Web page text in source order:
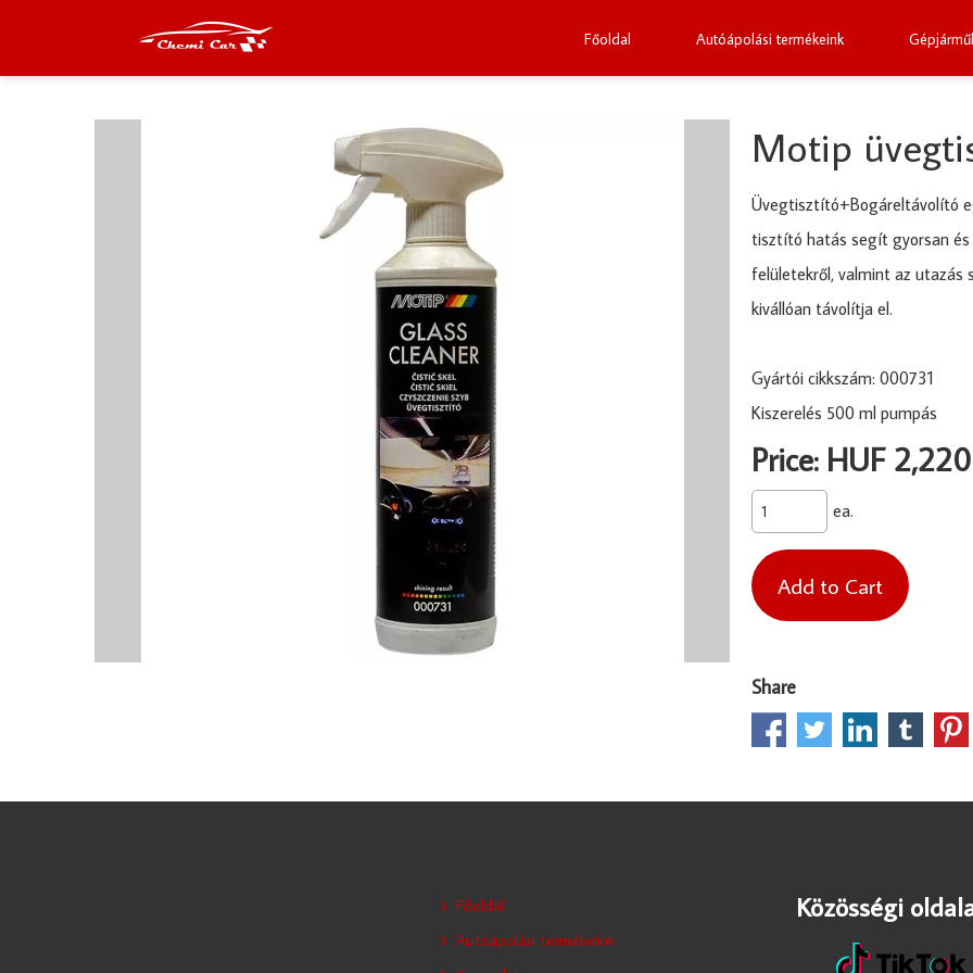
Főoldal Autóápolási termékeink
Motip
Üvegtisztító+Bogáreltávolító
tisztító hatás segít gyorsan és
felületekről, valmint az utazás
kivállóan távolítja el.
Gyártói cikkszám: 000731
Kiszerelés 500 ml pumpás
Price: HUF 2,220
ea.
Share
Főoldal
Autóápolási termékeink
Közösségi